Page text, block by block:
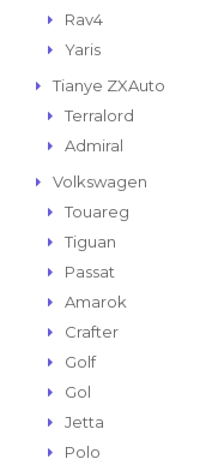
Rav4
Yaris
Tianye ZXAuto
Terralord
Admiral
Volkswagen
Touareg
Tiguan
Passat
Amarok
Crafter
Golf
Gol
Jetta
Polo